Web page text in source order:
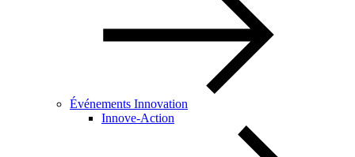
Événements Innovation
Innove-Action